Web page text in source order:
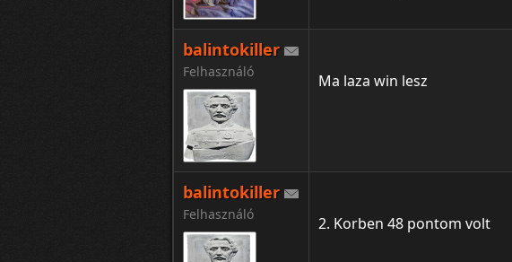
balintokiller
Felhasználó
Ma laza win lesz
balintokiller
Felhasználó
2. Korben 48 pontom volt